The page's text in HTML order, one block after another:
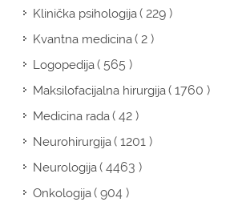
Klinička psihologija( 229 )
Kvantna medicina( 2 )
Logopedija( 565 )
Maksilofacijalna hirurgija( 1760 )
Medicina rada( 42 )
Neurohirurgija( 1201 )
Neurologija( 4463 )
Onkologija( 904 )